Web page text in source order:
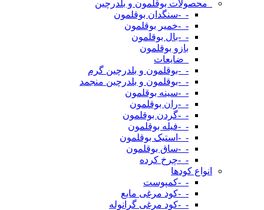
_محصولات بوقلمون و بلدرچین
-_-سنگدان بوقلمون
-_-خمیر بوقلمون
-_-بال بوقلمون
بازو بوقلمون
_ضایعات
-_-بوقلمون و بلدرچین گرم
-_-بوقلمون و بلدرچین منجمد
-_-سینه بوقلمون
-_-ران بوقلمون
-_-گردن بوقلمون
-_-فیله بوقلمون
-_-استیک بوقلمون
-_-ساق بوقلمون
-_-چرخ کرده
انواع کودها
-_-کمپوست
-_-کود مرغی مایع
-_-کود مرغی گرانوله